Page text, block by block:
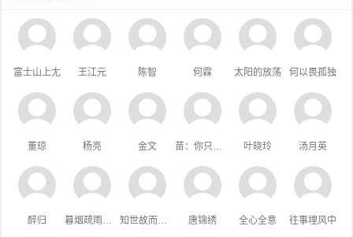
富士山上尢 王江元 陈智 何霖 太阳的放荡 何以畏孤独
董琼 杨亮 金文 叶晓玲 汤月英
醉归 唐锦绣 全心全意 往事埋风中